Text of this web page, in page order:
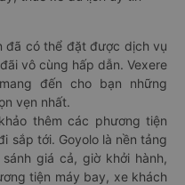
đã có thể đặt được dịch vụ
vô cùng hấp dẫn. Vexere
đến cho bạn những
vẹn nhất.
thêm các phương tiện
sắp tới. Goyolo là nền tảng
giá cả, giờ khởi hành,
tiện máy bay, xe khách